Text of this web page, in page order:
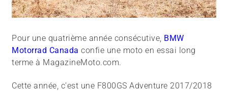
Pour une quatrième année consécutive, BMW
Motorrad Canada confie une moto en essai long
terme à MagazineMoto.com.
Cette année, c'est une F800GS Adventure 2017/2018